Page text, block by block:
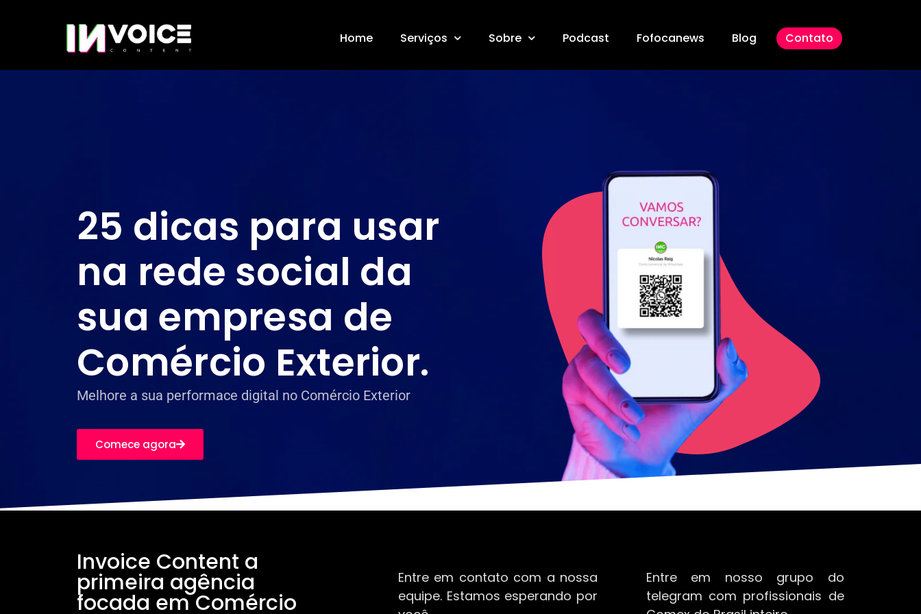
Home Serviços Sobre Podcast Fofocanews Blog Contato
25 dicas para usar
na rede social da
sua empresa de
Comércio Exterior.
Melhore a sua performace digital no Comércio Exterior
Comece agora
Invoice Content a
primeira agência
focada em Comércio
Entre em contato com a nossa
equipe. Estamos esperando por
Entre em nosso grupo do
telegram com profissionais de